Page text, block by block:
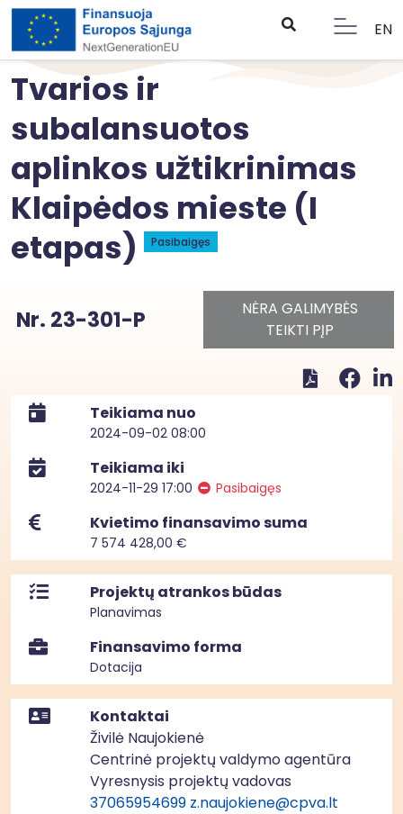
EN
Tvarios ir
subalansuotos
aplinkos užtikrinimas
Klaipėdos mieste (I
etapas)
Pasibaigęs
Nr. 23-301-P
NĖRA GALIMYBĖS
TEIKTI PĮP
Teikiama nuo
2024-09-02 08:00
Teikiama iki
2024-11-29 17:00 Pasibaigęs
Kvietimo finansavimo suma
7 574 428,00 €
Projektų atrankos būdas
Planavimas
Finansavimo forma
Dotacija
Kontaktai
Živilė Naujokienė
Centrinė projektų valdymo agentūra
Vyresnysis projektų vadovas
37065954699 z.naujokiene@cpva.lt